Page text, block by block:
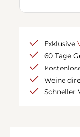
Exklusive
60 Tage
Weine
Schneller